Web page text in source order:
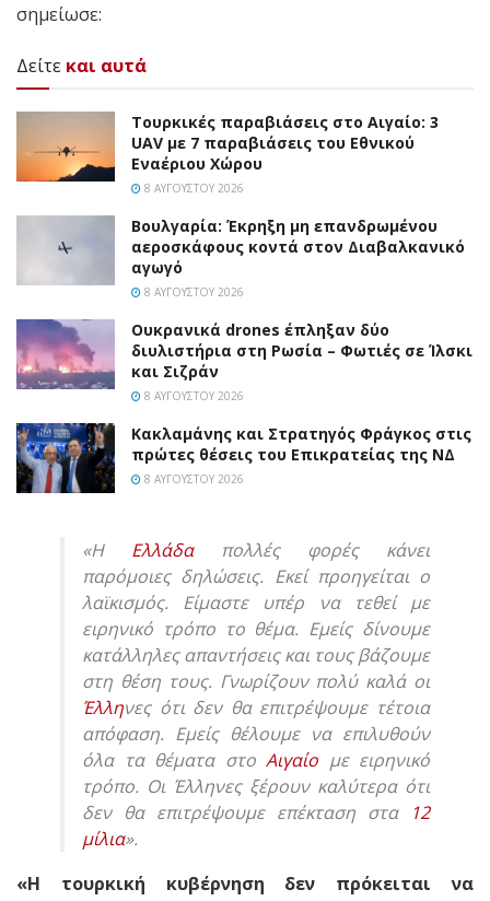
σημείωσε:
Δείτε και αυτά
Τουρκικές παραβιάσεις στο Αιγαίο: 3
UAV με 7 παραβιάσεις του Εθνικού
Εναέριου Χώρου
8 ΑΥΓΟΎΣΤΟΥ 2026
Βουλγαρία: Έκρηξη μη επανδρωμένου
αεροσκάφους κοντά στον Διαβαλκανικό
αγωγό
8 ΑΥΓΟΎΣΤΟΥ 2026
Ουκρανικά drones έπληξαν δύο
διυλιστήρια στη Ρωσία – Φωτιές σε Ίλσκι
και Σιζράν
8 ΑΥΓΟΎΣΤΟΥ 2026
Κακλαμάνης και Στρατηγός Φράγκος στις
πρώτες θέσεις του Επικρατείας της ΝΔ
8 ΑΥΓΟΎΣΤΟΥ 2026
«Η Ελλάδαπολλές φορές κάνει
παρόμοιες δηλώσεις. Εκεί προηγείται ο
λαϊκισμός. Είμαστε υπέρ να τεθεί με
ειρηνικό τρόπο το θέμα. Εμείς δίνουμε
κατάλληλες απαντήσεις και τους βάζουμε
στη θέση τους. Γνωρίζουν πολύ καλά οι
Έλληνες ότι δεν θα επιτρέψουμε τέτοια
απόφαση. Εμείς θέλουμε να επιλυθούν
όλα τα θέματα στο Αιγαίο με ειρηνικό
τρόπο. Οι Έλληνες ξέρουν καλύτερα ότι
δεν θα επιτρέψουμε επέκταση στα
12
μίλια».
«Η τουρκική κυβέρνηση δεν πρόκειται να